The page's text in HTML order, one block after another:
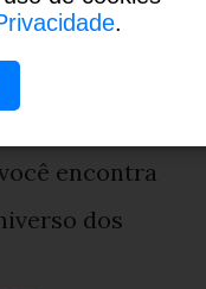
acesse o
encontra
dos
.